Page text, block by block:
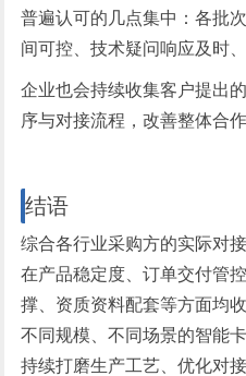
普遍认可的几点集中：各批
间可控、技术疑问响应及时
企业也会持续收集客户提出
序与对接流程，改善整体合作
结语
综合各行业采购方的实际对
在产品稳定度、订单交付管
撑、资质资料配套等方面均
不同规模、不同场景的智能
持续打磨生产工艺、优化对